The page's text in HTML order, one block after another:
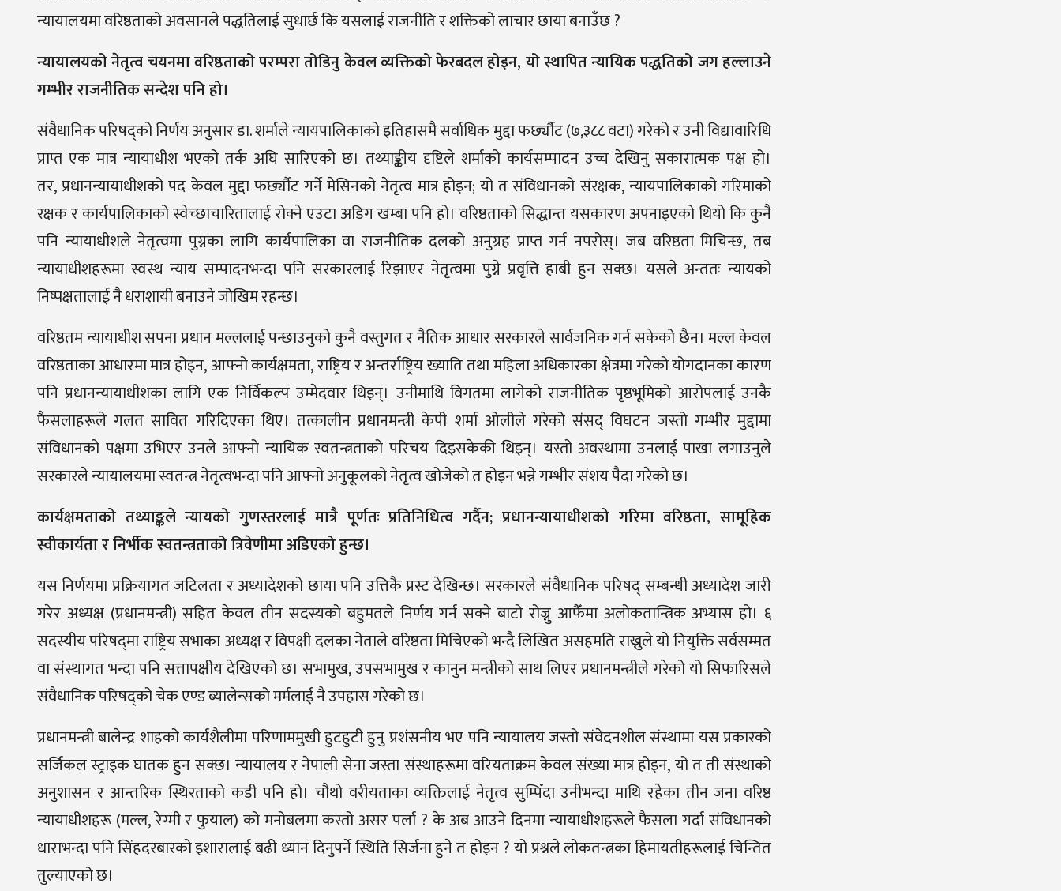
न्यायालयमा वरिष्ठताको अवसानले पद्धतिलाई सुधार्छ कि यसलाई राजनीति र शक्तिको लाचार छाया बनाउँछ?
न्यायालयको नेतृत्व चयनमा वरिष्ठताको परम्परा तोडिनु केवल व्यक्तिको फेरबदल होइन, यो स्थापित न्यायिक पद्धतिको जग हल्लाउने
गम्भीर राजनीतिक सन्देश पनि हो।
संवैधानिक परिषद्को निर्णय अनुसार डा. शर्माले न्यायपालिकाको इतिहासमै सर्वाधिक मुद्दा फर्छ्यौट (७,३८८ वटा) गरेको र उनी विद्यावारिधि
प्राप्त एक मात्र न्यायाधीश भएको तर्क अघि सारिएको छ। तथ्याङ्कीय दृष्टिले शर्माको कार्यसम्पादन उच्च देखिनु सकारात्मक पक्ष हो।
तर,प्रधानन्यायाधीशको पद केवल मुद्दा फर्छ्यौट गर्ने मेसिनको नेतृत्व मात्र होइन;यो त संविधानको संरक्षक,न्यायपालिकाको गरिमाको
रक्षक र कार्यपालिकाको स्वेच्छाचारितालाई रोक्ने एउटा अडिग खम्बा पनि हो। वरिष्ठताको सिद्धान्त यसकारण अपनाइएको थियो कि कुनै
पनि न्यायाधीशले नेतृत्वमा पुग्नका लागि कार्यपालिका वा राजनीतिक दलको अनुग्रह प्राप्त गर्न नपरोस्। जब वरिष्ठता मिचिन्छ, तब
न्यायाधीशहरूमा स्वस्थ न्याय सम्पादनभन्दा पनि सरकारलाई रिझाएर नेतृत्वमा पुग्ने प्रवृत्ति हाबी हुन सक्छ। यसले अन्ततः न्यायको
निष्पक्षतालाई नै धराशायी बनाउने जोखिम रहन्छ।
वरिष्ठतम न्यायाधीश सपना प्रधान मल्ललाई पन्छाउनुको कुनै वस्तुगत र नैतिक आधार सरकारले सार्वजनिक गर्न सकेको छैन। मल्ल केवल
वरिष्ठताका आधारमा मात्र होइन,आफ्नो कार्यक्षमता,राष्ट्रिय र अन्तर्राष्ट्रिय ख्याति तथा महिला अधिकारका क्षेत्रमा गरेको योगदानका कारण
पनि प्रधानन्यायाधीशका लागि एक निर्विकल्प उम्मेदवार थिइन्। उनीमाथि विगतमा लागेको राजनीतिक पृष्ठभूमिको आरोपलाई उनकै
फैसलाहरूले गलत सावित गरिदिएका थिए। तत्कालीन प्रधानमन्त्री केपी शर्मा ओलीले गरेको संसद् विघटन जस्तो गम्भीर मुद्दामा
संविधानको पक्षमा उभिएर उनले आफ्नो न्यायिक स्वतन्त्रताको परिचय दिइसकेकी थिइन्। यस्तो अवस्थामा उनलाई पाखा लगाउनुले
सरकारले न्यायालयमा स्वतन्त्र नेतृत्वभन्दा पनि आफ्नो अनुकूलको नेतृत्व खोजेको त होइन भन्ने गम्भीर संशय पैदागरेको छ।
कार्यक्षमताको तथ्याङ्कले न्यायको गुणस्तरलाई मात्रै पूर्णतः प्रतिनिधित्व गर्दैन; प्रधानन्यायाधीशको गरिमा वरिष्ठता,सामूहिक
स्वीकार्यता र निर्भीक स्वतन्त्रताको त्रिवेणीमा अडिएको हुन्छ।
यस निर्णयमा प्रक्रियागत जटिलता र अध्यादेशको छाया पनि उत्तिकै प्रस्ट देखिन्छ। सरकारले संवैधानिक परिषद् सम्बन्धी अध्यादेश जारी
गरेर अध्यक्ष (प्रधानमन्त्री) सहित केवल तीन सदस्यको बहुमतले निर्णय गर्न सक्ने बाटो रोज्नु आफैँमा अलोकतान्त्रिक अभ्यास हो। ६
सदस्यीय परिषद्‌मा राष्ट्रिय सभाका अध्यक्ष र विपक्षी दलका नेताले वरिष्ठता मिचिएको भन्दै लिखित असहमति राख्नुले यो नियुक्ति सर्वसम्मत
वा संस्थागत भन्दा पनि सत्तापक्षीय देखिएको छ। सभामुख,उपसभामुख र कानुन मन्त्रीको साथ लिएर प्रधानमन्त्रीले गरेको यो सिफारिसले
संवैधानिक परिषद्को चेक एण्ड ब्यालेन्सको मर्मलाई नै उपहास गरेको छ।
प्रधानमन्त्री बालेन्द्र शाहको कार्यशैलीमा परिणाममुखी हुटहुटी हुनु प्रशंसनीय भए पनि न्यायालय जस्तो संवेदनशील संस्थामा यस प्रकारको
सर्जिकल स्ट्राइक घातक हुन सक्छ। न्यायालय र नेपाली सेना जस्ता संस्थाहरूमा वरियताक्रम केवल संख्या मात्र होइन,यो त ती संस्थाको
अनुशासन र आन्तरिक स्थिरताको कडी पनि हो। चौथो वरीयताका व्यक्तिलाई नेतृत्व सुम्पिँदा उनीभन्दा माथि रहेका तीन जना वरिष्ठ
न्यायाधीशहरू (मल्ल,रेग्मी र फुयाल) को मनोबलमा कस्तो असर पर्ला ? के अब आउने दिनमा न्यायाधीशहरूले फैसला गर्दा संविधानको
धाराभन्दा पनि सिंहदरबारको इशारालाई बढी ध्यान दिनुपर्ने स्थिति सिर्जना हुने त होइन ?यो प्रश्नले लोकतन्त्रका हिमायतीहरूलाई चिन्तित
तुल्याएको छ।